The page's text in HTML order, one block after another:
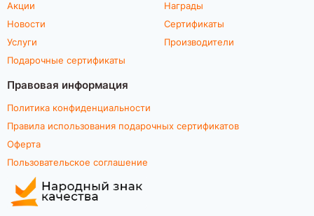
Акции
Новости
Услуги
Подарочные сертификаты
Награды
Сертификаты
Производители
Правовая информация
Политика конфиденциальности
Правила использования подарочных сертификатов
Оферта
Пользовательское соглашение